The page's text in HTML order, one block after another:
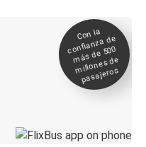
Con la
confianza de
más de 500
millones de
pasajeros